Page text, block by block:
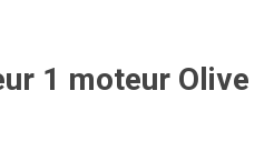
1 moteur Olive